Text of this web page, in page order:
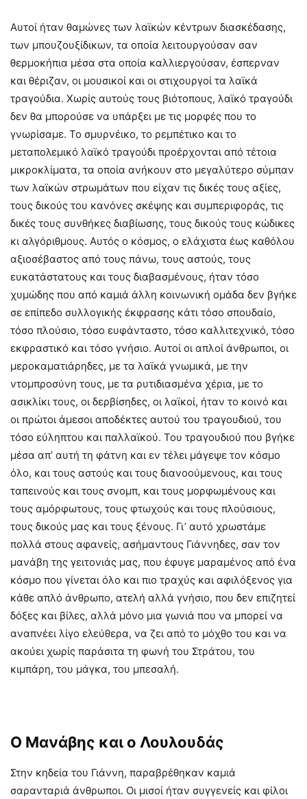
Αυτοί ήταν θαμώνες των λαϊκών κέντρων διασκέδασης,
των μπουζουξίδικων, τα οποία λειτουργούσαν σαν
θερμοκήπια μέσα στα οποία καλλιεργούσαν, έσπερναν
και θέριζαν, οι μουσικοί και οι στιχουργοί τα λαϊκά
τραγούδια. Χωρίς αυτούς τους βιότοπους, λαϊκό τραγούδι
δεν θα μπορούσε να υπάρξει με τις μορφές που το
γνωρίσαμε. Το σμυρνέικο, το ρεμπέτικο και το
μεταπολεμικό λαϊκό τραγούδι προέρχονται από τέτοια
μικροκλίματα, τα οποία ανήκουν στο μεγαλύτερο σύμπαν
των λαϊκών στρωμάτων που είχαν τις δικές τους αξίες,
τους δικούς του κανόνες σκέψης και συμπεριφοράς, τις
δικές τους συνθήκες διαβίωσης, τους δικούς τους κώδικες
κι αλγόριθμους. Αυτός ο κόσμος, ο ελάχιστα έως καθόλου
αξιοσέβαστος από τους πάνω, τους αστούς, τους
ευκατάστατους και τους διαβασμένους, ήταν τόσο
χυμώδης που από καμιά άλλη κοινωνική ομάδα δεν βγήκε
σε επίπεδο συλλογικής έκφρασης κάτι τόσο σπουδαίο,
τόσο πλούσιο, τόσο ευφάνταστο, τόσο καλλιτεχνικό, τόσο
εκφραστικό και τόσο γνήσιο. Αυτοί οι απλοί άνθρωποι, οι
μεροκαματιάρηδες, με τα λαϊκά γνωμικά, με την
ντομπροσύνη τους, με τα ρυτιδιασμένα χέρια, με το
ασικλίκι τους, οι δερβίσηδες, οι λαϊκοί, ήταν το κοινό και
οι πρώτοι άμεσοι αποδέκτες αυτού του τραγουδιού, του
τόσο εύληπτου και παλλαϊκού. Του τραγουδιού που βγήκε
μέσα απ’ αυτή τη φάτνη και εν τέλει μάγεψε τον κόσμο
όλο, και τους αστούς και τους διανοούμενους, και τους
ταπεινούς και τους σνομπ, και τους μορφωμένους και
τους αμόρφωτους, τους φτωχούς και τους πλούσιους,
τους δικούς μας και τους ξένους. Γι’ αυτό χρωστάμε
πολλά στους αφανείς, ασήμαντους Γιάννηδες, σαν τον
μανάβη της γειτονιάς μας, που έφυγε μαραμένος από ένα
κόσμο που γίνεται όλο και πιο τραχύς και αφιλόξενος για
κάθε απλό άνθρωπο, ατελή αλλά γνήσιο, που δεν επιζητεί
δόξες και βίλες, αλλά μόνο μια γωνιά που να μπορεί να
αναπνέει λίγο ελεύθερα, να ζει από το μόχθο του και να
ακούει χωρίς παράσιτα τη φωνή του Στράτου, του
κιμπάρη, του μάγκα, του μπεσαλή.
Ο Μανάβης και ο Λουλουδάς
Στην κηδεία του Γιάννη, παραβρέθηκαν καμιά
σαρανταριά άνθρωποι. Οι μισοί ήταν συγγενείς και φίλοι